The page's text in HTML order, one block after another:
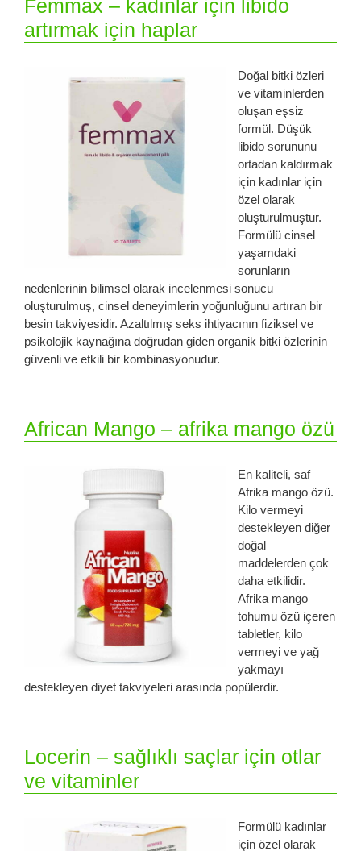
Femmax – kadınlar için libido
artırmak için haplar
Doğal bitki özleri
ve vitaminlerden
oluşan eşsiz
formül. Düşük
libido sorununu
ortadan kaldırmak
için kadınlar için
özel olarak
oluşturulmuştur.
Formülü cinsel
yaşamdaki
sorunların
nedenlerinin bilimsel olarak incelenmesi sonucu
oluşturulmuş, cinsel deneyimlerin yoğunluğunu artıran bir
besin takviyesidir. Azaltılmış seks ihtiyacının fiziksel ve
psikolojik kaynağına doğrudan giden organik bitki özlerinin
güvenli ve etkili bir kombinasyonudur.
African Mango – afrika mango özü
En kaliteli, saf
Afrika mango özü.
Kilo vermeyi
destekleyen diğer
doğal
maddelerden çok
daha etkilidir.
Afrika mango
tohumu özü içeren
tabletler, kilo
vermeyi ve yağ
yakmayı
destekleyen diyet takviyeleri arasında popülerdir.
Locerin – sağlıklı saçlar için otlar
ve vitaminler
Formülü kadınlar
için özel olarak